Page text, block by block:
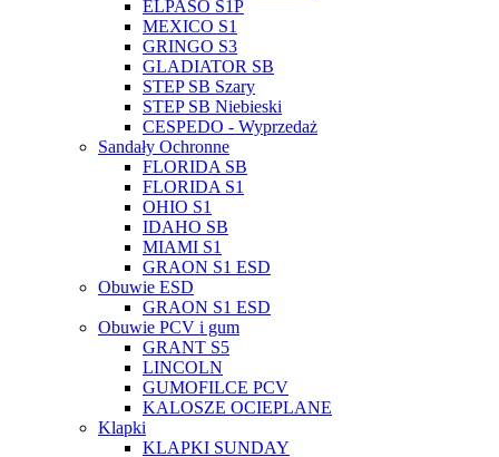
ELPASO S1P
MEXICO S1
GRINGO S3
GLADIATOR SB
STEP SB Szary
STEP SB Niebieski
CESPEDO - Wyprzedaż
Sandały Ochronne
FLORIDA SB
FLORIDA S1
OHIO S1
IDAHO SB
MIAMI S1
GRAON S1 ESD
Obuwie ESD
GRAON S1 ESD
Obuwie PCV i gum
GRANT S5
LINCOLN
GUMOFILCE PCV
KALOSZE OCIEPLANE
Klapki
KLAPKI SUNDAY